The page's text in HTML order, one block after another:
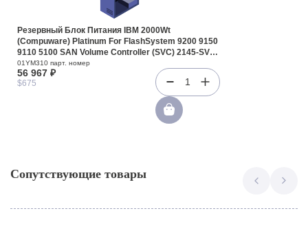
Резервный Блок Питания IBM 2000Wt
(Compuware) Platinum For FlashSystem 9200 9150
9110 5100 SAN Volume Controller (SVC) 2145-SV2
Storwise V7000 G3(01YM310)
01YM310 парт. номер
56 967 ₽
$675 1
Сопутствующие товары